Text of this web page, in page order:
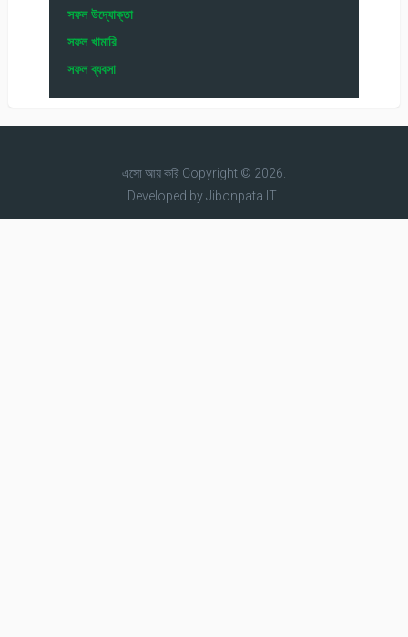
সফল উদ্যোক্তা
সফল খামারি
সফল ব্যবসা
এসো আয় করিCopyright © 2026.
Developed byJibonpata IT